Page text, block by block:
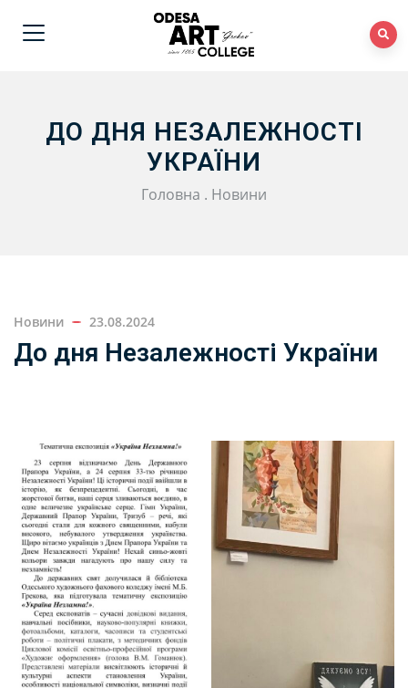
ДО ДНЯ НЕЗАЛЕЖНОСТІ
УКРАЇНИ
Головна . Новини
Новини 23.08.2024
До дня Незалежності України